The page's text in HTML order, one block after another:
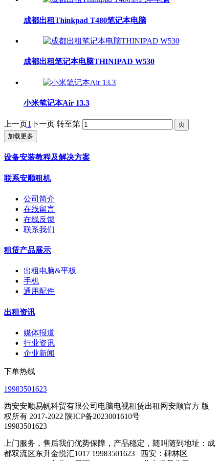
成都出租Thinkpad T480笔记本电脑
成都出租笔记本电脑THINIPAD W530
小米笔记本Air 13.3
上一页1下一页 转至第
加载更多
设备安装教程及解决方案
联系安顺租机
公司简介
在线留言
在线反馈
联系我们
租赁产品展示
出租电脑&平板
手机
通用配件
出租资讯
媒体报道
行业资讯
企业新闻
下单热线
19983501623
西安安顺易帆科贸有限公司电脑电视租赁出租网安顺官方 版
权所有 2017-2022 陕ICP备2023001610号
19983501623
上门服务，售后我们优势保障，产品稳定，随叫随到地址：成
都双流区东升金悦汇1017 19983501623 西安：碑林区